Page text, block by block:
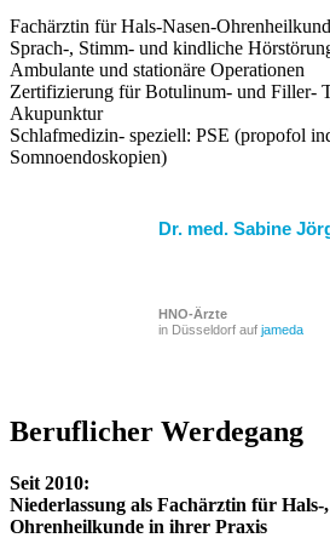
Fachärztin für Hals-Nasen-
Sprach-, Stimm- und kindliche
Ambulante und stationäre Operationen
Zertifizierung für Botulinum- und Filler-
Akupunktur
Schlafmedizin- speziell: PSE (propofol
Somnoendoskopien)
Dr. med. Sabine
HNO-Ärzte
in Düsseldorf auf jameda
Beruflicher Werdegang
Seit 2010:
Niederlassung als Fachärztin für Hals-
Ohrenheilkunde in ihrer Praxis